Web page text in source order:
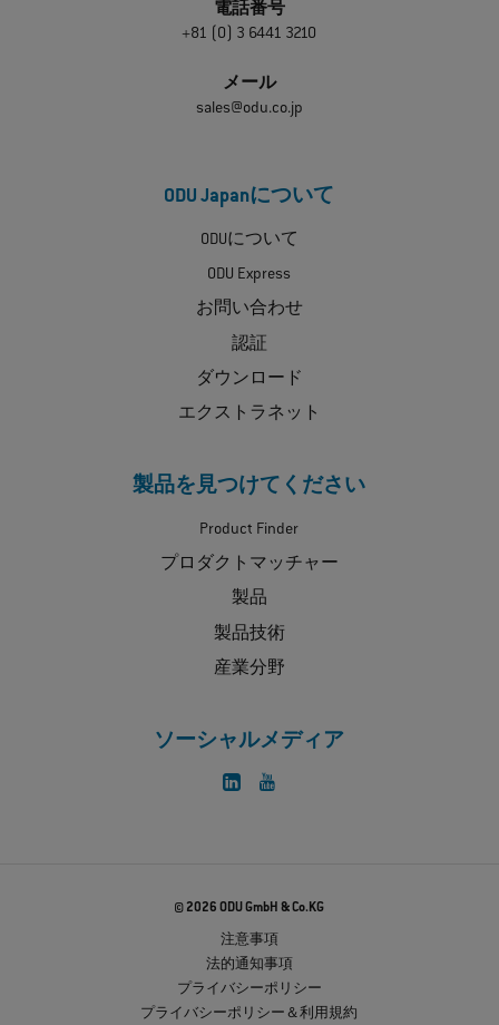
電話番号
+81 (0) 3 6441 3210
メール
sales@odu.co.jp
ODU Japanについて
ODUについて
ODU Express
お問い合わせ
認証
ダウンロード
エクストラネット
製品を見つけてください
Product Finder
プロダクトマッチャー
製品
製品技術
産業分野
ソーシャルメディア
© 2026 ODU GmbH & Co.KG
注意事項
法的通知事項
プライバシーポリシー
プライバシーポリシー＆利用規約